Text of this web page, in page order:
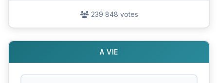
239 848 votes
A VIE